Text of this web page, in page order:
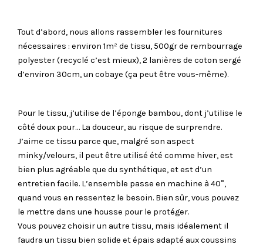
Tout d’abord, nous allons rassembler les fournitures
nécessaires : environ 1m² de tissu, 500gr de rembourrage
polyester (recyclé c’est mieux), 2 lanières de coton sergé
d’environ 30cm, un cobaye (ça peut être vous-même).
Pour le tissu, j’utilise de l’éponge bambou, dont j’utilise le
côté doux pour… La douceur, au risque de surprendre.
J’aime ce tissu parce que, malgré son aspect
minky/velours, il peut être utilisé été comme hiver, est
bien plus agréable que du synthétique, et est d’un
entretien facile. L’ensemble passe en machine à 40°,
quand vous en ressentez le besoin. Bien sûr, vous pouvez
le mettre dans une housse pour le protéger.
Vous pouvez choisir un autre tissu, mais idéalement il
faudra un tissu bien solide et épais adapté aux coussins